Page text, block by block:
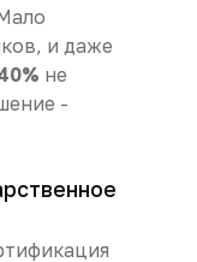
и даже
не
-